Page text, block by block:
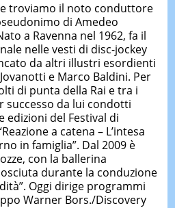
troviamo il noto conduttore
di Amedeo
a Ravenna nel 1962, fa il
nelle vesti di disc-jockey
da altri illustri esordienti
e Marco Baldini. Per
di punta della Rai e tra i
successo da lui condotti
del Festival di
a catena – L’intesa
in famiglia”. Dal 2009 è
con la ballerina
durante la conduzione
Oggi dirige programmi
Warner Bors./Discovery